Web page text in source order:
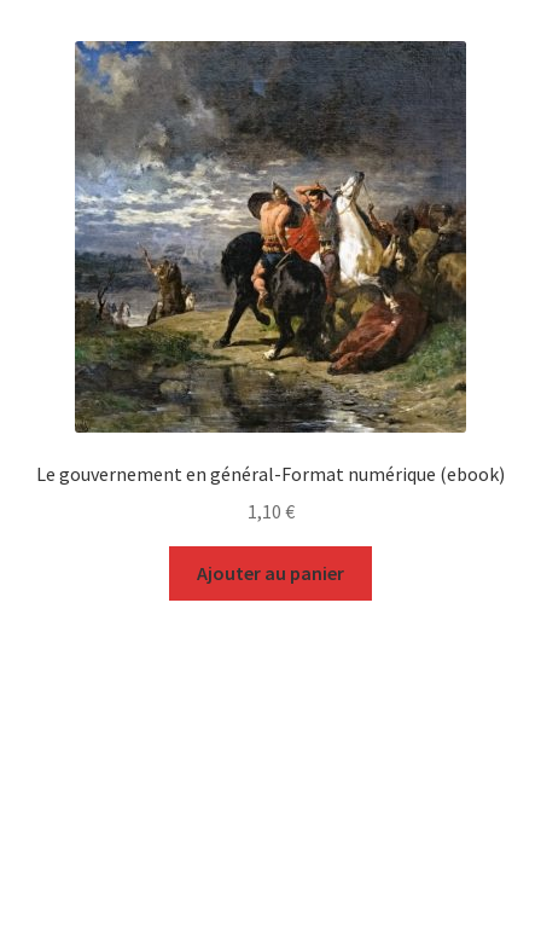
Le gouvernement en général-Format numérique (ebook)
1,10 €
Ajouter au panier